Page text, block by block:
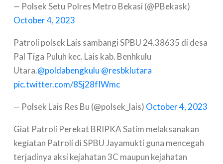
— Polsek Setu Polres Metro Bekasi (@PBekask)
October 4, 2023
Patroli polsek Lais sambangi SPBU 24.38635 di desa
Pal Tiga Puluh kec. Lais kab. Benhkulu
Utara.@poldabengkulu @resbklutara
pic.twitter.com/8Sj28fIWmc
— Polsek Lais Res Bu (@polsek_lais) October 4, 2023
Giat Patroli Perekat BRIPKA Satim melaksanakan
kegiatan Patroli di SPBU Jayamukti guna mencegah
terjadinya aksi kejahatan 3C maupun kejahatan